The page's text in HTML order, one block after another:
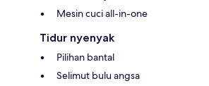
Mesin cuci all-in-one
Tidur nyenyak
Pilihan bantal
Selimut bulu angsa